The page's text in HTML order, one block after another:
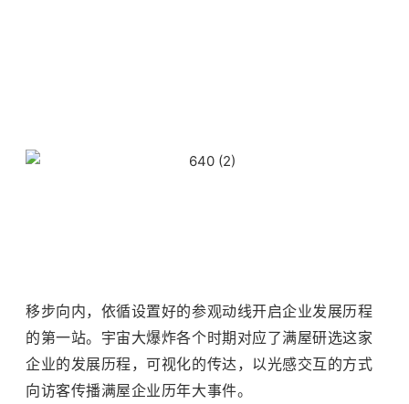
移步向内，依循设置好的参观动线开启企业发展历程
的第一站。宇宙大爆炸各个时期对应了满屋研选这家
企业的发展历程，可视化的传达，以光感交互的方式
向访客传播满屋企业历年大事件。